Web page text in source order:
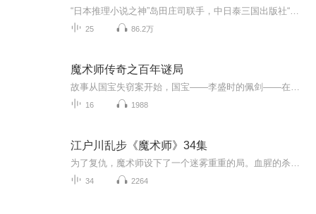
25 86.2万
魔术师传奇之百年谜局
16 1988
江户川乱步《魔术师》34集
34 2264